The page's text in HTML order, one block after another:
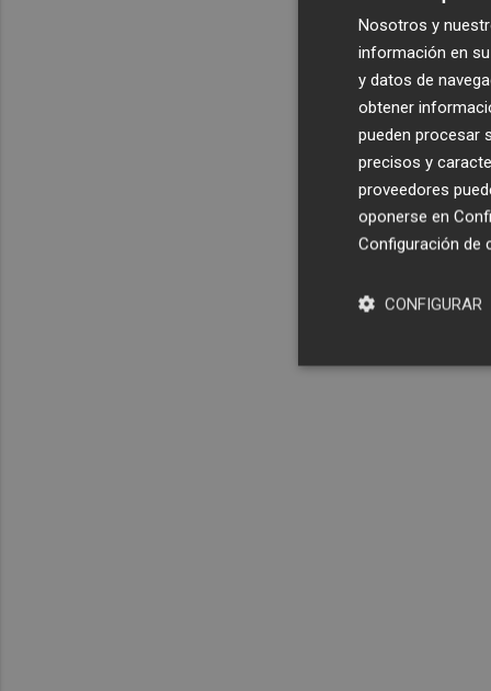
Nosotros y
información en
y datos de
obtener
pueden procesar
precisos y
proveedores
oponerse en
Configuración de
CONFIGURAR